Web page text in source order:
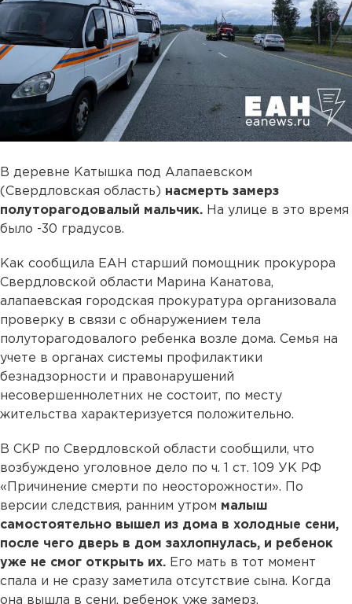
В деревне Катышка под Алапаевском
(Свердловская область) насмерть замерз
полуторагодовалый мальчик. На улице в это время
было -30 градусов.
Как сообщила ЕАН старший помощник прокурора
Свердловской области Марина Канатова,
алапаевская городская прокуратура организовала
проверку в связи с обнаружением тела
полуторагодовалого ребенка возле дома. Семья на
учете в органах системы профилактики
безнадзорности и правонарушений
несовершеннолетних не состоит, по месту
жительства характеризуется положительно.
В СКР по Свердловской области сообщили, что
возбуждено уголовное дело по ч. 1 ст. 109 УК РФ
«Причинение смерти по неосторожности». По
версии следствия, ранним утром малыш
самостоятельно вышел из дома в холодные сени,
после чего дверь в дом захлопнулась, и ребенок
уже не смог открыть их. Его мать в тот момент
спала и не сразу заметила отсутствие сына. Когда
она вышла в сени, ребенок уже замерз.